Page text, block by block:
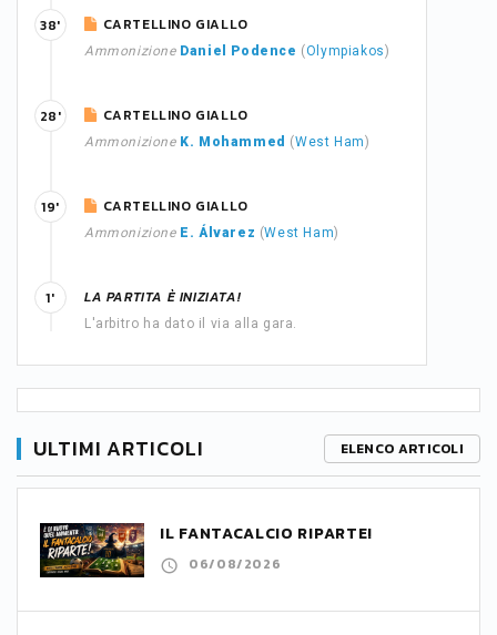
CARTELLINO GIALLO
Ammonizione Daniel Podence (Olympiakos)
38'
CARTELLINO GIALLO
Ammonizione K. Mohammed (West Ham)
28'
CARTELLINO GIALLO
Ammonizione E. Álvarez (West Ham)
19'
LA PARTITA È INIZIATA!
L'arbitro ha dato il via alla gara.
1'
ULTIMI ARTICOLI ELENCO ARTICOLI
IL FANTACALCIO RIPARTE!
06/08/2026